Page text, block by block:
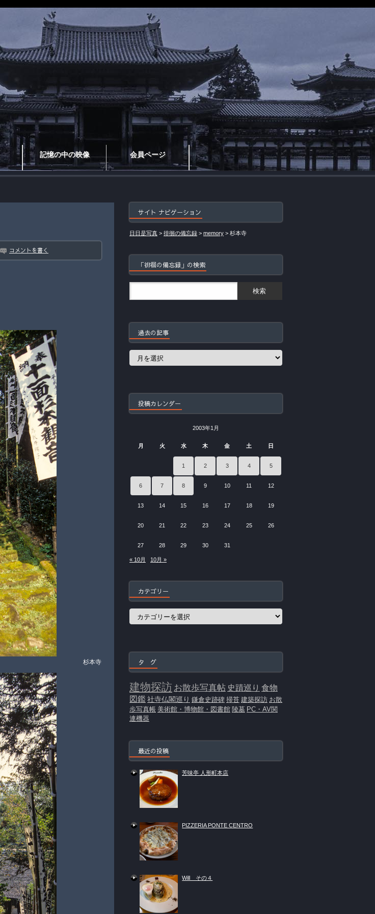
記憶の中の映像 会員ページ
コメントを書く
杉本寺
サイト ナビゲーション
日日是写真 > 徘徊の備忘録 > memory > 杉本寺
「徘徊の備忘録」の検索
過去の記事
過
投稿カレンダー
2003年1月
月 火 水 木 金 土 日
1 2 3 4 5
6 7 8 9 10 11 12
13 14 15 16 17 18 19
20 21 22 23 24 25 26
27 28 29 30 31
« 10月 10月 »
カテゴリー
カ
タ グ
建物探訪 お散歩写真帖 史蹟巡り 食物
図鑑社寺仏閣巡り 鎌倉史跡碑 掃苔 建築探訪 お散
歩写真帳 美術館・博物館・図書館 陵墓 PC・AV関
連機器
最近の投稿
芳味亭 人形町本店
PIZZERIA PONTE CENTRO
Will その４